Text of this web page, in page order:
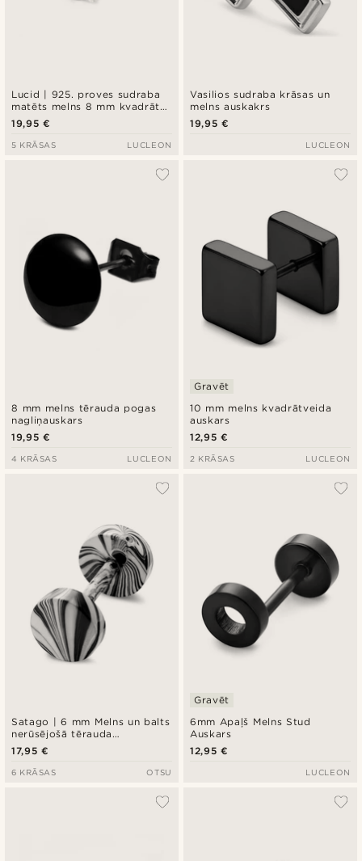
Lucid | 925. proves sudraba
matēts melns 8 mm kvadrāta
cirkonija auskars
19,95 €
5 KRĀSAS LUCLEON
Vasilios sudraba krāsas un
melns auskakrs
19,95 €
LUCLEON
8 mm melns tērauda pogas
nagliņauskars
19,95 €
4 KRĀSAS LUCLEON
10 mm melns kvadrātveida
auskars
Gravēt
12,95 €
2 KRĀSAS LUCLEON
Satago | 6 mm Melns un balts
nerūsējošā tērauda
nagliņauskars, viltus plugs
17,95 €
6 KRĀSAS OTSU
6mm Apaļš Melns Stud
Auskars
Gravēt
12,95 €
LUCLEON